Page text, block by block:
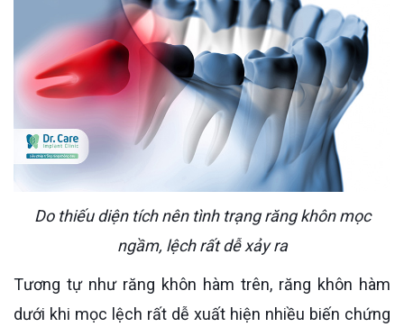
Do thiếu diện tích nên tình trạng răng khôn mọc
ngầm, lệch rất dễ xảy ra
Tương tự như răng khôn hàm trên, răng khôn hàm
dưới khi mọc lệch rất dễ xuất hiện nhiều biến chứng